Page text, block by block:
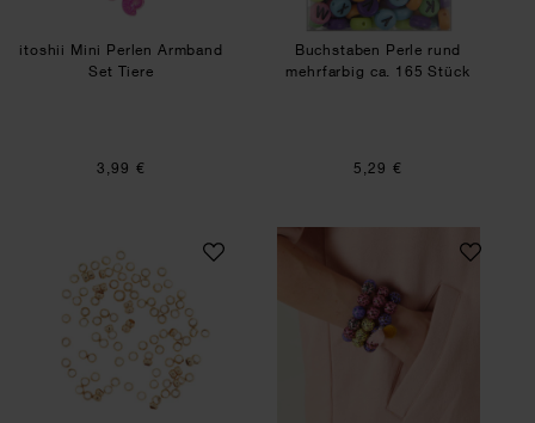
itoshii Mini Perlen Armband
Set Tiere
3,99 €
Buchstaben Perle rund
mehrfarbig ca. 165 Stück
5,29 €
QuetschPerle gold 2mm 100 StückBastelanleitung